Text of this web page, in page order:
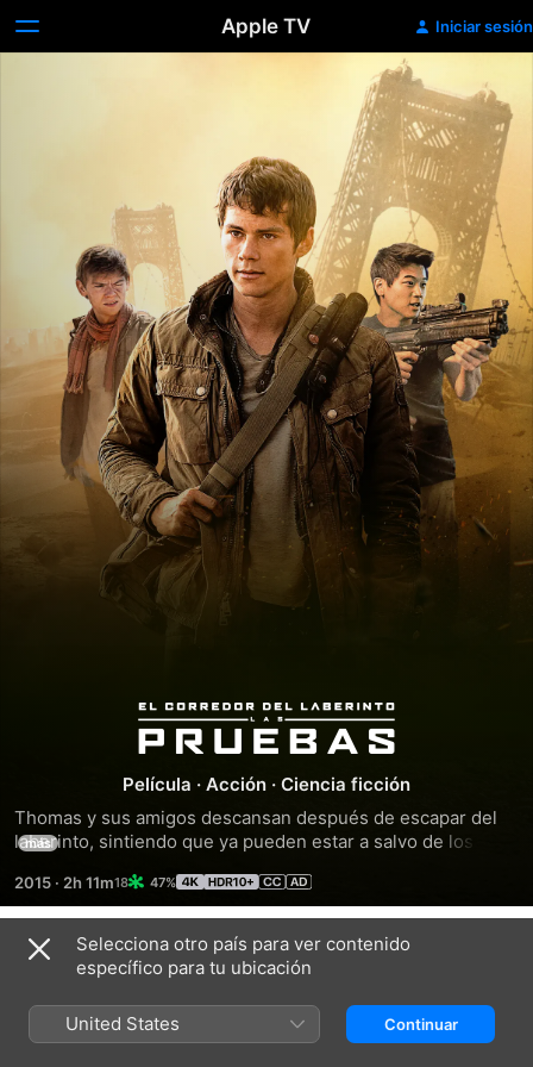
Apple TV Iniciar sesión
El
Corredor
Del
Laberinto:
Las
Pruebas
Película · Acción · Ciencia ficción
Thomas y sus amigos descansan después de escapar del
laberinto, sintiendo que ya pueden estar a salvo de los
supervivencia. Este viaje les llevará a un lugar apocalíptico
repleto de obstáculos donde serán perseguidos. Ésta vez
tendrán que buscar pistas sobre la misteriosa y poderosa
organización, Cruel. Thomas deberá descubrir su pasado y
saber en quién debe confiar para seguir adelante.
más
2015 · 2h 11m 47%
Tráileres
Selecciona otro país para ver contenido
específico para tu ubicación
United States Continuar